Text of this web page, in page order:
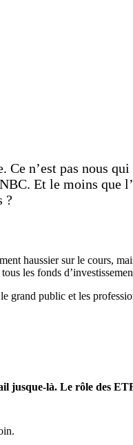
n’est pas nous
Et le moins que
?
haussier sur le cours,
les fonds
public et les
jusque-là. Le rôle des